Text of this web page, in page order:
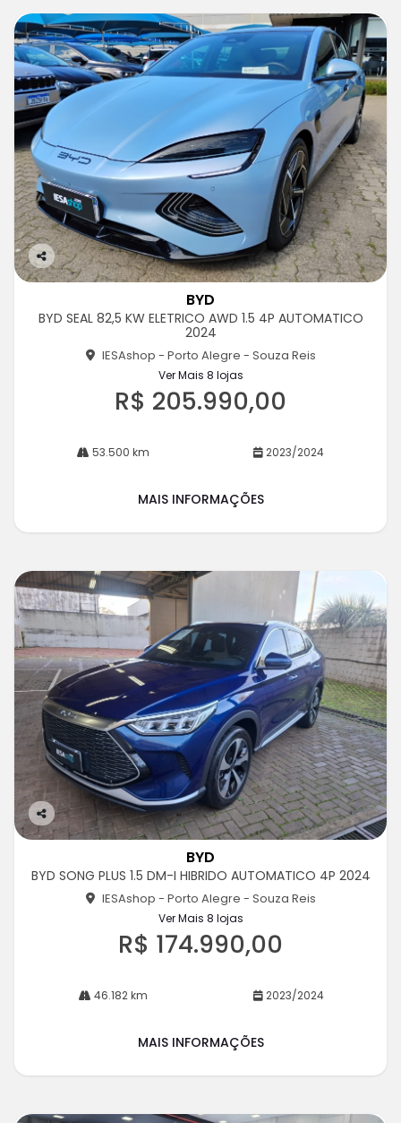
Co
rtil
BYD
BYD SEAL 82,5 KW ELETRICO AWD 1.5 4P AUTOMATICO
2024
IESAshop - Porto Alegre - Souza Reis
Ver Mais 8 lojas
R$ 205.990,00
53.500 km 2023/2024
MAIS INFORMAÇÕES
Co
rtil
BYD
BYD SONG PLUS 1.5 DM-I HIBRIDO AUTOMATICO 4P 2024
IESAshop - Porto Alegre - Souza Reis
Ver Mais 8 lojas
R$ 174.990,00
46.182 km 2023/2024
MAIS INFORMAÇÕES